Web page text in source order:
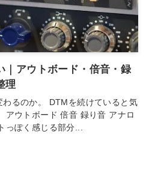
｜アウトボード・倍音・録
理
るのか。 DTMを続けていると気
アウトボード 倍音 録り音 アナロ
っぽく感じる部分...